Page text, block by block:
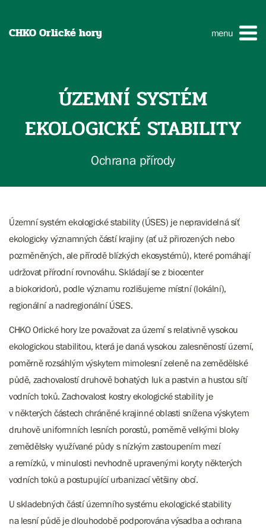
CHKO Orlické hory menu
ÚZEMNÍ SYSTÉM
EKOLOGICKÉ STABILITY
Ochrana přírody
Územní systém ekologické stability (ÚSES) je nepravidelná síť
ekologicky významných částí krajiny (ať už přirozených nebo
pozměněných, ale přírodě blízkých ekosystémů), které pomáhají
udržovat přírodní rovnováhu. Skládají se z biocenter
a biokoridorů, podle významu rozlišujeme místní (lokální),
regionální a nadregionální ÚSES.
CHKO Orlické hory lze považovat za území s relativně vysokou
ekologickou stabilitou, která je daná vysokou zalesněností území,
poměrně rozsáhlým výskytem mimolesní zeleně na zemědělské
půdě, zachovalostí druhově bohatých luk a pastvin a hustou sítí
vodních toků. Zachovalost kostry ekologické stability je
v některých částech chráněné krajinné oblasti snížena výskytem
druhově uniformních lesních porostů, poměrně velkými bloky
zemědělsky využívané půdy s nízkým zastoupením mezí
a remízků, v minulosti nevhodně upravenými koryty některých
vodních toků a postupující urbanizací většiny obcí.
U skladebných částí územního systému ekologické stability
na lesní půdě je dlouhodobě podporována výsadba a ochrana